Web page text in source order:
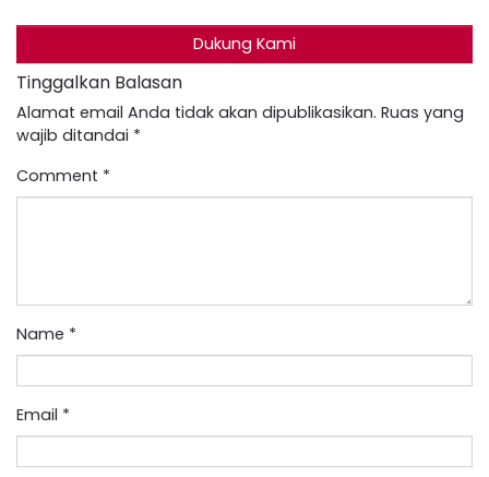
Dukung Kami
Tinggalkan Balasan
Alamat email Anda tidak akan dipublikasikan. Ruas yang
wajib ditandai *
Comment *
Name *
Email *